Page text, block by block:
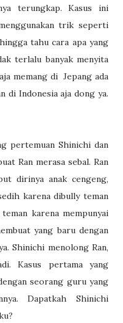
terungkap. Kasus ini
trik seperti
tahu cara apa yang
terlalu banyak menyita
memang di Jepang ada
di Indonesia aja dong ya.
pertemuan Shinichi dan
Ran merasa sebal. Ran
dirinya anak cengeng,
karena dibully teman
karena mempunyai
yang baru dengan
Shinichi menolong Ran,
Kasus pertama yang
seorang guru yang
Dapatkah Shinichi